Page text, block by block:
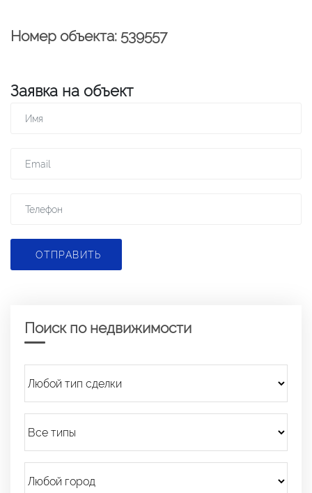
Номер объекта: 539557
Заявка на объект
ОТПРАВИТЬ
Поиск по недвижимости